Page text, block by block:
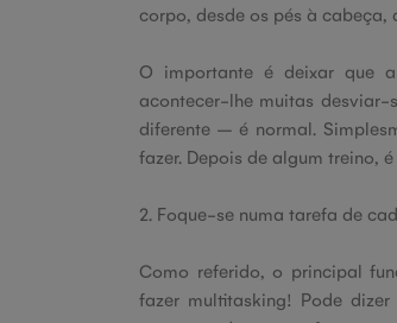
corpo, desde os pés à cabeça,
O importante é deixar que
acontecer-lhe muitas
diferente – é normal.
fazer. Depois de algum treino,
2. Foque-se numa tarefa de
Como referido, o principal
fazer multitasking! Pode